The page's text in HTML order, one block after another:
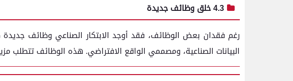
4.3 خلق وظائف جديدة
رغم فقدان بعض الوظائف، فقد أوجد الابتكار الصناعي وظائف
البيانات الصناعية، ومصممي الواقع الافتراضي. هذه الوظائف تتطلب